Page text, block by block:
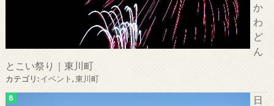
か
わ
ど
ん
とこい祭り｜東川町
カテゴリ:イベント,東川町
日